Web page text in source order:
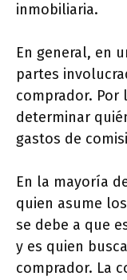
inmobiliaria.
En general, en
partes
comprador.
determinar
gastos de
En la mayoría
quien asume
se debe a que
y es quien
comprador. La